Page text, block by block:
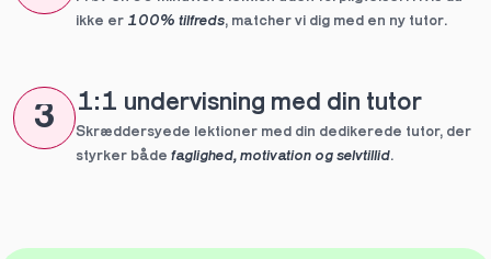
ikke er 100% tilfreds, matcher vi dig med en ny tutor.
3 1:1 undervisning med din tutor
Skræddersyede lektioner med din dedikerede tutor, der
styrker både faglighed, motivation og selvtillid.